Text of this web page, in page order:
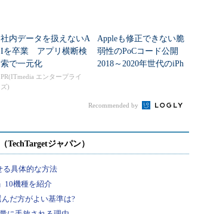
社内データを扱えないA
Iを卒業 アプリ横断検
索で一元化
PR(ITmedia エンタープライ
ズ)
Appleも修正できない脆
弱性のPoCコード公開
2018～2020年世代のiPh
Recommended by